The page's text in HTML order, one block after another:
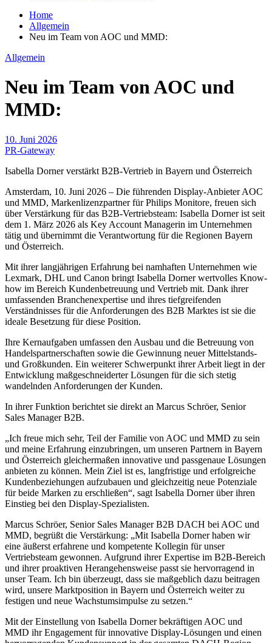
Home
Allgemein
Neu im Team von AOC und MMD:
Allgemein
Neu im Team von AOC und
MMD:
10. Juni 2026
PR-Gateway
Isabella Dorner verstärkt B2B-Vertrieb in Bayern und Österreich
Amsterdam, 10. Juni 2026 – Die führenden Display-Anbieter AOC
und MMD, Markenlizenzpartner für Philips Monitore, freuen sich
über Verstärkung für das B2B-Vertriebsteam: Isabella Dorner ist seit
dem 1. März 2026 als Key Account Managerin im Unternehmen
tätig und übernimmt die Verantwortung für die Regionen Bayern
und Österreich.
Mit ihrer langjährigen Erfahrung bei namhaften Unternehmen wie
Lexmark, DHL und Canon bringt Isabella Dorner wertvolles Know-
how im Bereich Kundenbetreuung und Vertrieb mit. Dank ihrer
umfassenden Branchenexpertise und ihres tiefgreifenden
Verständnisses für die Anforderungen des B2B Marktes ist sie die
ideale Besetzung für diese Position.
Ihre Kernaufgaben umfassen den Ausbau und die Betreuung von
Handelspartnerschaften sowie die Gewinnung neuer Mittelstands-
und Großkunden. Ein weiterer Schwerpunkt ihrer Arbeit liegt in der
Entwicklung maßgeschneiderter Lösungen für die sich stetig
wandelnden Anforderungen der Kunden.
In ihrer Funktion berichtet sie direkt an Marcus Schröer, Senior
Sales Manager B2B.
„Ich freue mich sehr, Teil der Familie von AOC und MMD zu sein
und meine Erfahrung einzubringen, um unseren Partnern in Bayern
und Österreich gleichermaßen innovative und passgenaue Lösungen
anbieten zu können. Mein Ziel ist es, langfristige und erfolgreiche
Kundenbeziehungen aufzubauen und gleichzeitig neue Potenziale
für beide Marken zu erschließen“, sagt Isabella Dorner über ihren
Einstieg bei den Display-Spezialisten.
Marcus Schröer, Senior Sales Manager B2B DACH bei AOC und
MMD, begrüßt die Verstärkung: „Mit Isabella Dorner haben wir
eine äußerst erfahrene und kompetente Kollegin für unser
Vertriebsteam gewonnen. Aufgrund ihrer Expertise im B2B-Bereich
und ihrer proaktiven Herangehensweise passt sie hervorragend in
unser Team. Ich bin überzeugt, dass sie maßgeblich dazu beitragen
wird, unsere Marktposition in Bayern und Österreich weiter zu
festigen und neue Wachstumsimpulse zu setzen.“
Mit der Einstellung von Isabella Dorner bekräftigen AOC und
MMD ihr Engagement für innovative Display-Lösungen und einen